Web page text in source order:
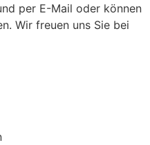
per E-Mail oder können
Wir freuen uns Sie bei